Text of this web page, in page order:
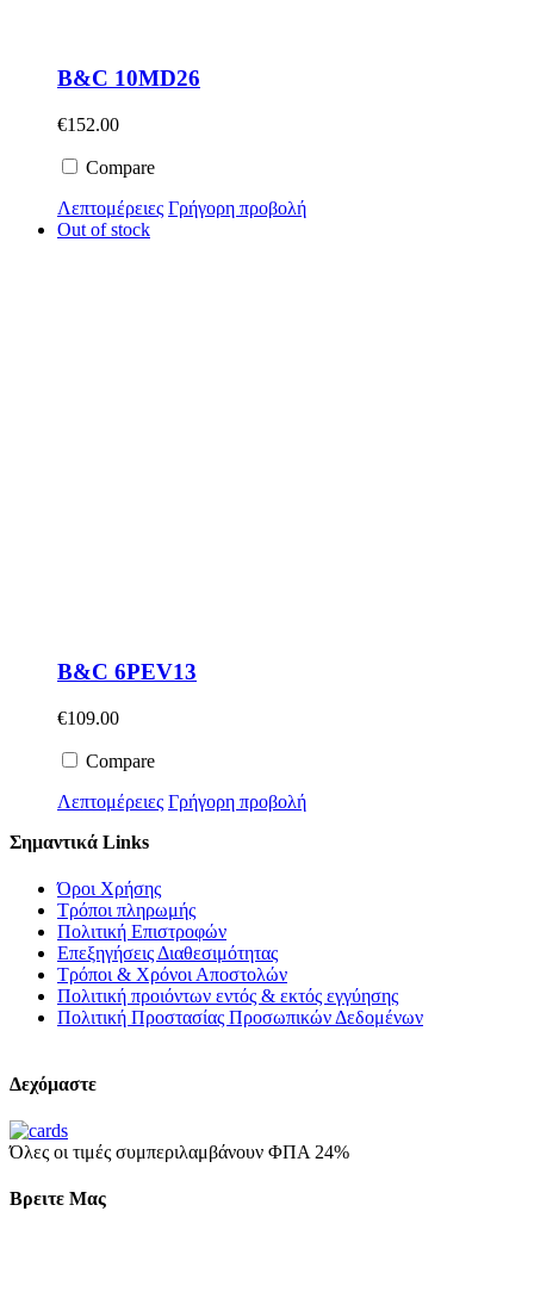
B&C 10MD26
€152.00
Compare
Λεπτομέρειες Γρήγορη προβολή
Out of stock
B&C 6PEV13
€109.00
Compare
Λεπτομέρειες Γρήγορη προβολή
Σημαντικά Links
Όροι Χρήσης
Τρόποι πληρωμής
Πολιτική Επιστροφών
Επεξηγήσεις Διαθεσιμότητας
Τρόποι & Χρόνοι Αποστολών
Πολιτική προιόντων εντός & εκτός εγγύησης
Πολιτική Προστασίας Προσωπικών Δεδομένων
Δεχόμαστε
Όλες οι τιμές συμπεριλαμβάνουν ΦΠΑ 24%
Βρειτε Μας